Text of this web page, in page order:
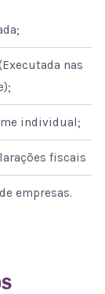
nas
individual;
fiscais
empresas.